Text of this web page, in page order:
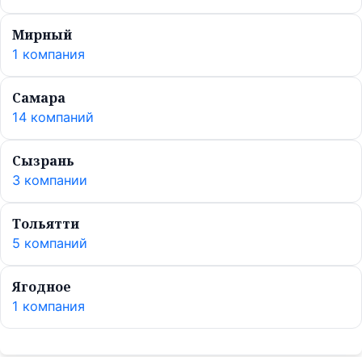
Мирный
1 компания
Самара
14 компаний
Сызрань
3 компании
Тольятти
5 компаний
Ягодное
1 компания